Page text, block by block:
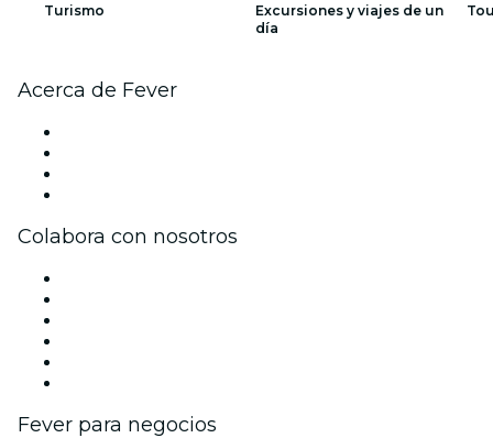
Turismo
Excursiones y viajes de un
día
Acerca de Fever
Colabora con nosotros
Fever para negocios